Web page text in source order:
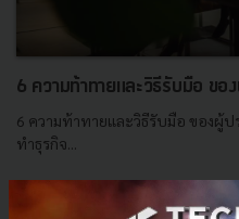
6 ความท้าทายและวิธีรับมือ ขอ
6 ความท้าทายและวิธีรับมือ ของผู้
ทำธุรกิจ...
ตุลาคม 24, 2023| ByTechsauce Team